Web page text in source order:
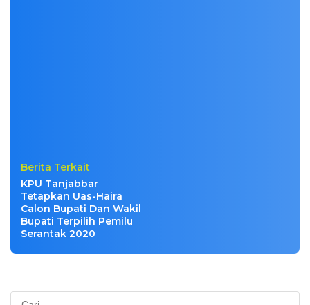
Berita Terkait
KPU Tanjabbar
Tetapkan Uas-Haira
Calon Bupati Dan Wakil
Bupati Terpilih Pemilu
Serantak 2020
Cari